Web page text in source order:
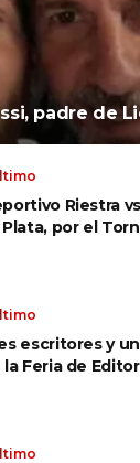
padre de
Riestra
Plata, por el
escritores y
la Feria de